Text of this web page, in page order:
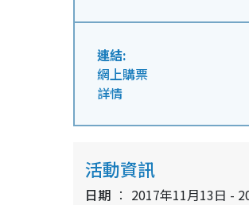
連結:
網上購票
詳情
活動資訊
日期
2017年11月13日 -